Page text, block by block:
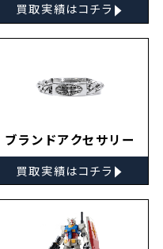
買取実績はコチラ ▸
ブランドアクセサリー
買取実績はコチラ ▸